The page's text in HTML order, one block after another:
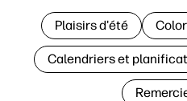
Plaisirs d'été
Calendriers et